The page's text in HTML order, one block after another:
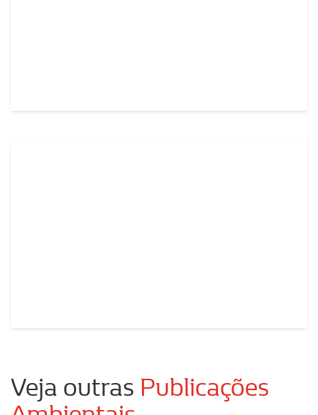
Veja outras Publicações